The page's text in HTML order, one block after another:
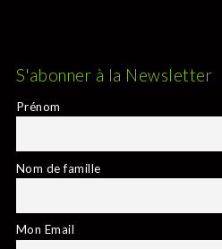
S'abonner à la Newsletter
Prénom
Nom de famille
Mon Email